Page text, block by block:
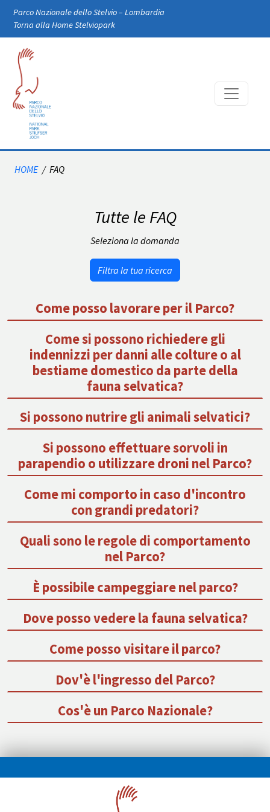
Skip to main content
Parco Nazionale dello Stelvio – Lombardia
Torna alla Home Stelviopark
HOME / FAQ
Tutte le FAQ
Seleziona la domanda
Filtra la tua ricerca
Come posso lavorare per il Parco?
Come si possono richiedere gli
indennizzi per danni alle colture o al
bestiame domestico da parte della
fauna selvatica?
Si possono nutrire gli animali selvatici?
Si possono effettuare sorvoli in
parapendio o utilizzare droni nel Parco?
Come mi comporto in caso d'incontro
con grandi predatori?
Quali sono le regole di comportamento
nel Parco?
È possibile campeggiare nel parco?
Dove posso vedere la fauna selvatica?
Come posso visitare il parco?
Dov'è l'ingresso del Parco?
Cos'è un Parco Nazionale?